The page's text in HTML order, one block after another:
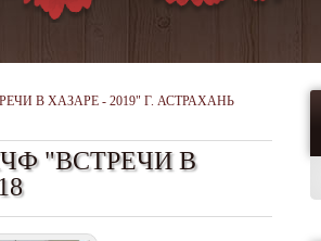
В ХАЗАРЕ - 2019" Г. АСТРАХАНЬ
"ВСТРЕЧИ В